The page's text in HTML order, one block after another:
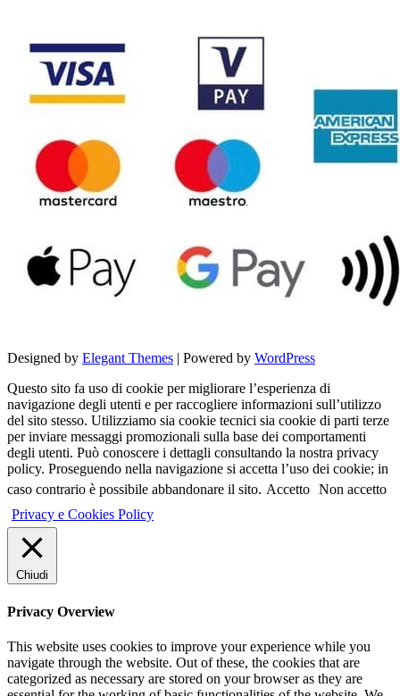
Designed by Elegant Themes | Powered by WordPress
Questo sito fa uso di cookie per migliorare l’esperienza di
navigazione degli utenti e per raccogliere informazioni sull’utilizzo
del sito stesso. Utilizziamo sia cookie tecnici sia cookie di parti terze
per inviare messaggi promozionali sulla base dei comportamenti
degli utenti. Può conoscere i dettagli consultando la nostra privacy
policy. Proseguendo nella navigazione si accetta l’uso dei cookie; in
caso contrario è possibile abbandonare il sito. Accetto Non accetto
Privacy e Cookies Policy
Chiudi
Privacy Overview
This website uses cookies to improve your experience while you
navigate through the website. Out of these, the cookies that are
categorized as necessary are stored on your browser as they are